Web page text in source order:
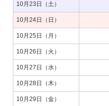
10月23日（土）
10月24日（日）
10月25日（月）
10月26日（火）
10月27日（水）
10月28日（木）
10月29日（金）